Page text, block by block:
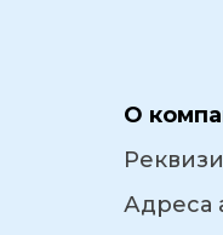
О
Адреса